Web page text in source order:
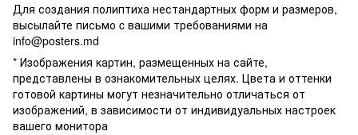
Для создания полиптиха нестандартных форм и размеров,
высылайте письмо c вашими требованиями на
info@posters.md
* Изображения картин, размещенных на сайте,
представлены в ознакомительных целях. Цвета и оттенки
готовой картины могут незначительно отличаться от
изображений, в зависимости от индивидуальных настроек
вашего монитора